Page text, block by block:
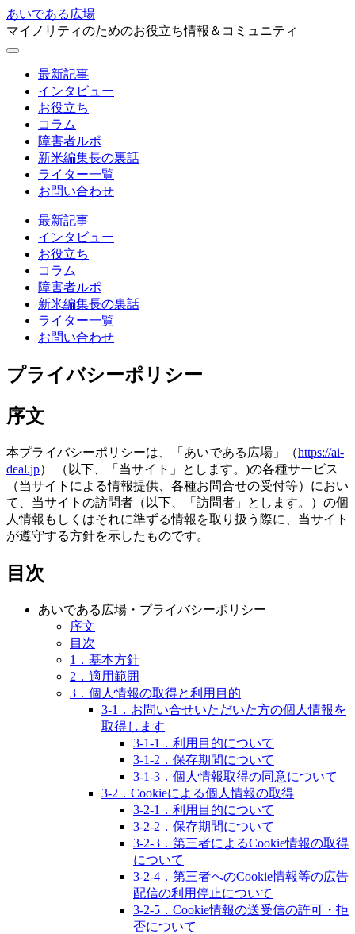
あいである広場
マイノリティのためのお役立ち情報＆コミュニティ
最新記事
インタビュー
お役立ち
コラム
障害者ルポ
新米編集長の裏話
ライター一覧
お問い合わせ
最新記事
インタビュー
お役立ち
コラム
障害者ルポ
新米編集長の裏話
ライター一覧
お問い合わせ
プライバシーポリシー
序文
本プライバシーポリシーは、「あいである広場」（https://ai-
deal.jp） （以下、「当サイト」とします。)の各種サービス
（当サイトによる情報提供、各種お問合せの受付等）におい
て、当サイトの訪問者（以下、「訪問者」とします。）の個
人情報もしくはそれに準ずる情報を取り扱う際に、当サイト
が遵守する方針を示したものです。
目次
あいである広場・プライバシーポリシー
序文
目次
1．基本方針
2．適用範囲
3．個人情報の取得と利用目的
3-1．お問い合せいただいた方の個人情報を
取得します
3-1-1．利用目的について
3-1-2．保存期間について
3-1-3．個人情報取得の同意について
3-2．Cookieによる個人情報の取得
3-2-1．利用目的について
3-2-2．保存期間について
3-2-3．第三者によるCookie情報の取得
について
3-2-4．第三者へのCookie情報等の広告
配信の利用停止について
3-2-5．Cookie情報の送受信の許可・拒
否について